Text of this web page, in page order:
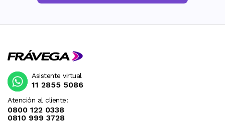
Atención al cliente:
0800 122 0338
0810 999 3728
Asistente virtual
11 2855 5086